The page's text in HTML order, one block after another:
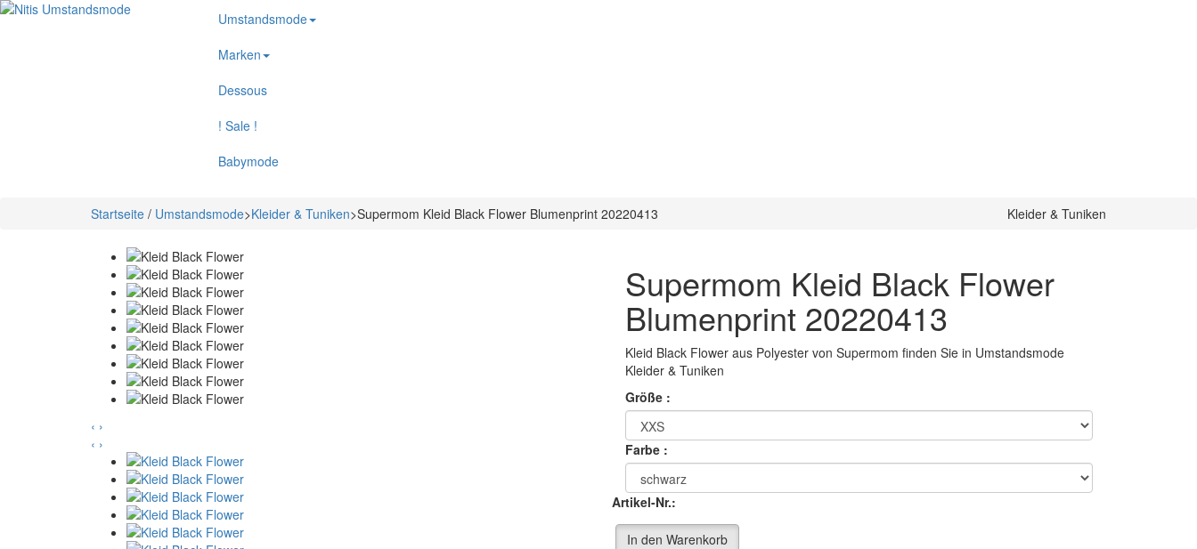
Umstandsmode
Marken
Dessous
! Sale !
Babymode
Kleider & Tuniken
Startseite / Umstandsmode>Kleider & Tuniken>Supermom Kleid Black Flower Blumenprint 20220413
‹ ›
‹ ›
Supermom Kleid Black Flower
Blumenprint 20220413
Kleid Black Flower aus Polyester von Supermom finden Sie in Umstandsmode
Kleider & Tuniken
Größe :
Farbe :
Artikel-Nr.:
In den Warenkorb